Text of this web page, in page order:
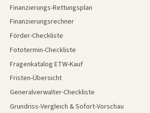
Finanzierungs-Rettungsplan
Finanzierungsrechner
Förder-Checkliste
Fototermin-Checkliste
Fragenkatalog ETW-Kauf
Fristen-Übersicht
Generalverwalter-Checkliste
Grundriss-Vergleich & Sofort-Vorschau